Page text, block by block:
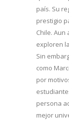
país. Su
prestigio
Chile.
exploren
Sin
como
por
persona
mejor